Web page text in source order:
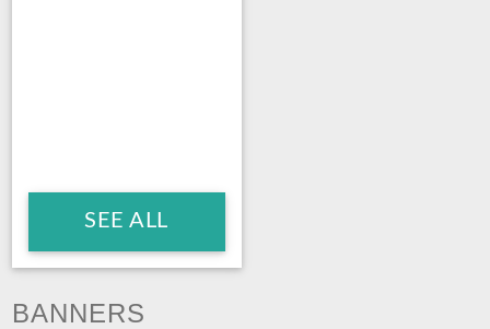
SEE ALL
BANNERS